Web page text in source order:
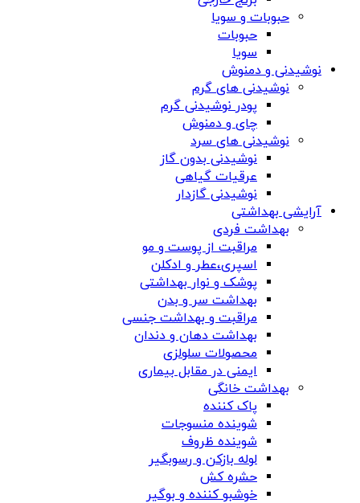
حبوبات و سویا
حبوبات
سویا
نوشیدنی و دمنوش
نوشیدنی های گرم
پودر نوشیدنی گرم
چای و دمنوش
نوشیدنی های سرد
نوشیدنی بدون گاز
عرقیات گیاهی
نوشیدنی گازدار
آرایشی بهداشتی
بهداشت فردی
مراقبت از پوست و مو
اسپری،عطر و ادکلن
پوشک و نوار بهداشتی
بهداشت سر و بدن
مراقبت و بهداشت جنسی
بهداشت دهان و دندان
محصولات سلولزی
ایمنی در مقابل بیماری
بهداشت خانگی
پاک کننده
شوینده منسوجات
شوینده ظروف
لوله بازکن و رسوبگیر
حشره کش
خوشبو کننده و بوگیر